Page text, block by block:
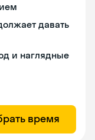
давать
и наглядные
время